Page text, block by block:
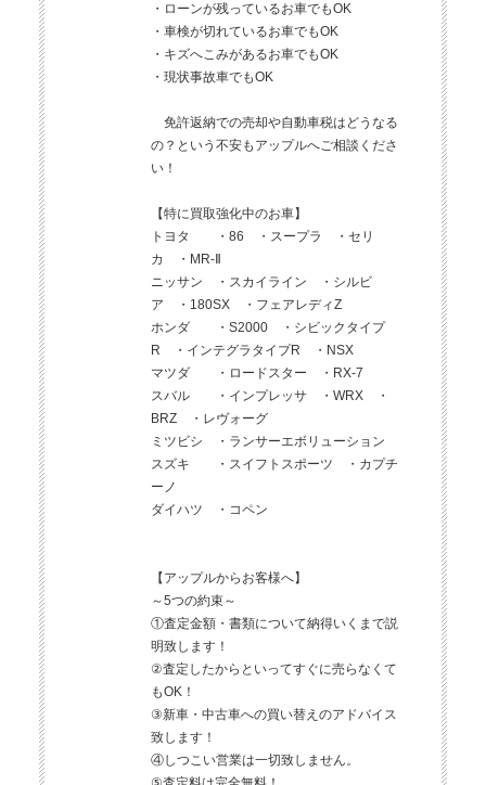
・ローンが残っているお車でもOK
・車検が切れているお車でもOK
・キズへこみがあるお車でもOK
・現状事故車でもOK
免許返納での売却や自動車税はどうなる
の？という不安もアップルへご相談くださ
い！
【特に買取強化中のお車】
トヨタ ・86 ・スープラ ・セリ
カ ・MR-Ⅱ
ニッサン ・スカイライン ・シルビ
ア ・180SX ・フェアレディZ
ホンダ ・S2000 ・シビックタイプ
R ・インテグラタイプR ・NSX
マツダ ・ロードスター ・RX-7
スバル ・インプレッサ ・WRX ・
BRZ ・レヴォーグ
ミツビシ ・ランサーエボリューション
スズキ ・スイフトスポーツ ・カプチ
ーノ
ダイハツ ・コペン
【アップルからお客様へ】
～5つの約束～
①査定金額・書類について納得いくまで説
明致します！
②査定したからといってすぐに売らなくて
もOK！
③新車・中古車への買い替えのアドバイス
致します！
④しつこい営業は一切致しません。